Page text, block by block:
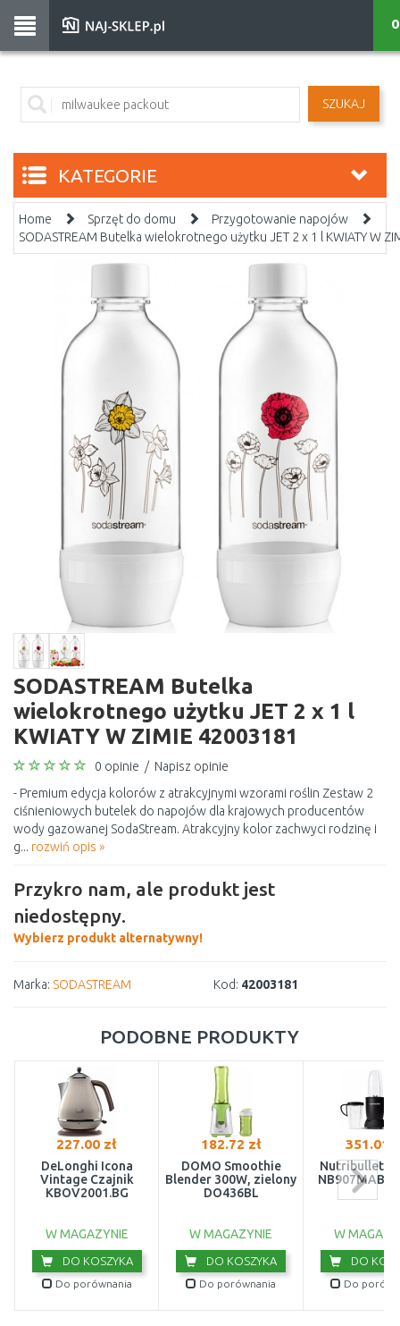
SZUKAJ
KATEGORIE
Home Sprzęt do domu
Przygotowanie napojów
SODASTREAM Butelka wielokrotnego użytku JET 2 x 1 l KWIATY W
SODASTREAM Butelka
wielokrotnego użytku JET 2 x 1 l
KWIATY W ZIMIE 42003181
0 opinie / Napisz opinie
- Premium edycja kolorów z atrakcyjnymi wzorami roślin Zestaw 2
ciśnieniowych butelek do napojów dla krajowych producentów
wody gazowanej SodaStream. Atrakcyjny kolor zachwyci rodzinę i
g... rozwiń opis »
Przykro nam, ale produkt jest
niedostępny.
Wybierz produkt alternatywny!
Marka: SODASTREAM Kod: 42003181
PODOBNE PRODUKTY
227.00 zł
DeLonghi Icona
Vintage Czajnik
KBOV2001.BG
W MAGAZYNIE
DO KOSZYKA
Do porównania
182.72 zł
DOMO Smoothie
Blender 300W, zielony
DO436BL
W MAGAZYNIE
DO KOSZYKA
Do porównania
351.01
Nutribullet
NB907MAB
W
DO
Do